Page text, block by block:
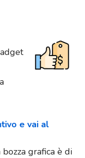
e vai al
grafica è di